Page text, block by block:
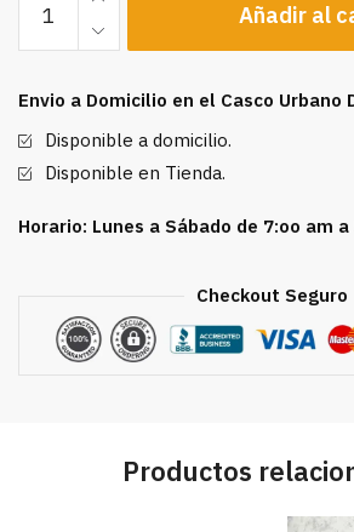
Cling
Wrap
sq.
ft
-
Transparente
cantidad
Añadir al
Envio a Domicilio en el Casco Urbano
Disponible a domicilio.
Disponible en Tienda.
Horario: Lunes a Sábado de 7:oo am a
Checkout Seguro
Productos